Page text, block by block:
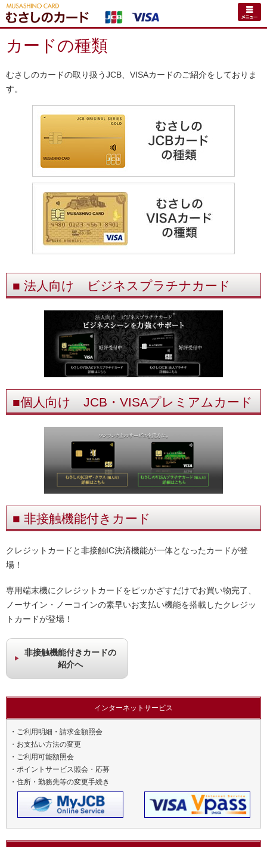
カードの種類
むさしのカードの取り扱うJCB、VISAカードのご紹介をしておりま
す。
■ 法人向け ビジネスプラチナカード
■個人向け JCB・VISAプレミアムカード
■ 非接触機能付きカード
クレジットカードと非接触IC決済機能が一体となったカードが登
場！
専用端末機にクレジットカードをピッかざすだけでお買い物完了、
ノーサイン・ノーコインの素早いお支払い機能を搭載したクレジッ
トカードが登場！
非接触機能付きカードの
紹介へ
インターネットサービス
・ご利用明細・請求金額照会
・お支払い方法の変更
・ご利用可能額照会
・ポイントサービス照会・応募
・住所・勤務先等の変更手続き